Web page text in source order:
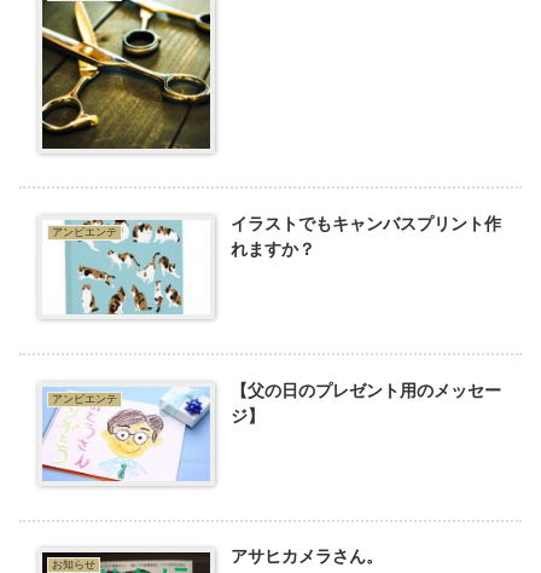
アンビエンテ
イラストでもキャンバスプリント作
れますか？
アンビエンテ
【父の日のプレゼント用のメッセー
ジ】
お知らせ アサヒカメラさん。